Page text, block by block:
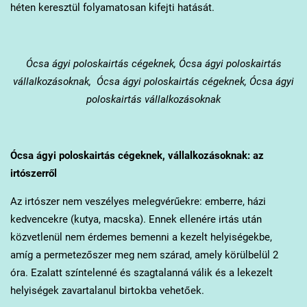
héten keresztül folyamatosan kifejti hatását.
Ócsa ágyi poloskairtás cégeknek, Ócsa ágyi poloskairtás
vállalkozásoknak, Ócsa ágyi poloskairtás cégeknek, Ócsa ágyi
poloskairtás vállalkozásoknak
Ócsaágyi poloskairtás cégeknek, vállalkozásoknak: az
irtószerről
Az irtószer nem veszélyes melegvérűekre: emberre, házi
kedvencekre (kutya, macska). Ennek ellenére irtás után
közvetlenül nem érdemes bemenni a kezelt helyiségekbe,
amíg a permetezőszer meg nem szárad, amely körülbelül 2
óra. Ezalatt színtelenné és szagtalanná válik és a lekezelt
helyiségek zavartalanul birtokba vehetőek.